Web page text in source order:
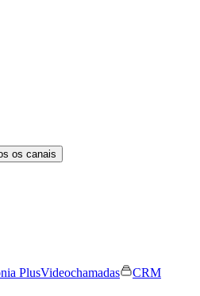
os canais
PlusVideochamadas
CRM